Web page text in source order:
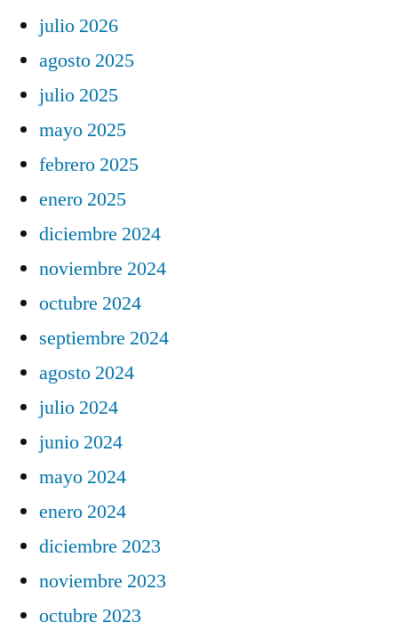
julio 2026
agosto 2025
julio 2025
mayo 2025
febrero 2025
enero 2025
diciembre 2024
noviembre 2024
octubre 2024
septiembre 2024
agosto 2024
julio 2024
junio 2024
mayo 2024
enero 2024
diciembre 2023
noviembre 2023
octubre 2023